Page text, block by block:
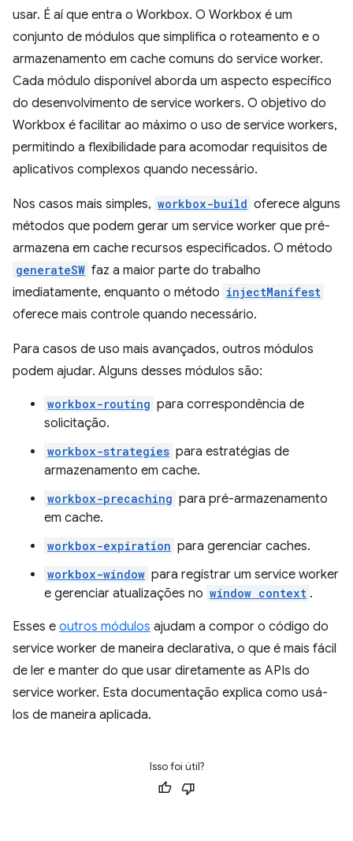
usar. É aí que entra o Workbox. O Workbox é um
conjunto de módulos que simplifica o roteamento e o
armazenamento em cache comuns do service worker.
Cada módulo disponível aborda um aspecto específico
do desenvolvimento de service workers. O objetivo do
Workbox é facilitar ao máximo o uso de service workers,
permitindo a flexibilidade para acomodar requisitos de
aplicativos complexos quando necessário.
Nos casos mais simples, workbox-build oferece alguns
métodos que podem gerar um service worker que pré-
armazena em cache recursos especificados. O método
generateSW faz a maior parte do trabalho
imediatamente, enquanto o método injectManifest
oferece mais controle quando necessário.
Para casos de uso mais avançados, outros módulos
podem ajudar. Alguns desses módulos são:
workbox-routing para correspondência de
solicitação.
workbox-strategies para estratégias de
armazenamento em cache.
workbox-precaching para pré-armazenamento
em cache.
workbox-expiration para gerenciar caches.
workbox-window para registrar um service worker
e gerenciar atualizações no window context .
Esses e outros módulos ajudam a compor o código do
service worker de maneira declarativa, o que é mais fácil
de ler e manter do que usar diretamente as APIs do
service worker. Esta documentação explica como usá-
los de maneira aplicada.
Isso foi útil?